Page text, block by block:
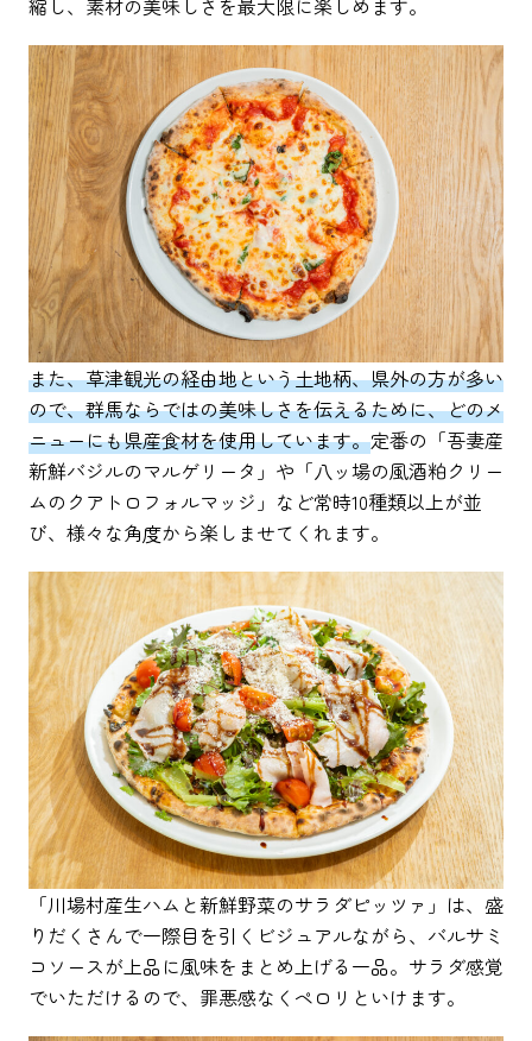
縮し、素材の美味しさを最大限に楽しめます。
また、草津観光の経由地という土地柄、県外の方が多い
ので、群馬ならではの美味しさを伝えるために、どのメ
ニューにも県産食材を使用しています。定番の「吾妻産
新鮮バジルのマルゲリータ」や「八ッ場の風酒粕クリー
ムのクアトロフォルマッジ」など常時10種類以上が並
び、様々な角度から楽しませてくれます。
「川場村産生ハムと新鮮野菜のサラダピッツァ」は、盛
りだくさんで一際目を引くビジュアルながら、バルサミ
コソースが上品に風味をまとめ上げる一品。サラダ感覚
でいただけるので、罪悪感なくペロリといけます。